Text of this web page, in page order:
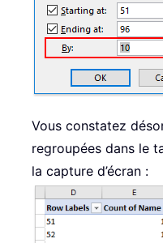
Vous constatez
regroupées dans le
la capture d’écran :